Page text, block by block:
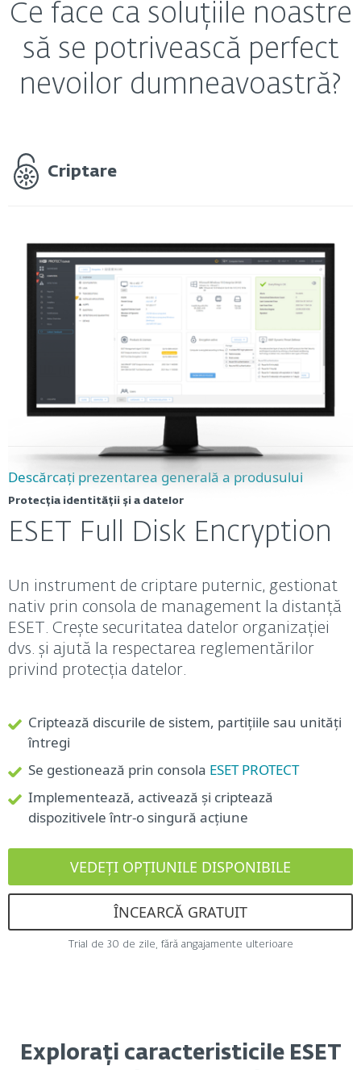
Ce face ca soluțiile noastre
să se potrivească perfect
nevoilor dumneavoastră?
Criptare
Descărcați prezentarea generală a produsului
Protecția identității și a datelor
ESET Full Disk Encryption
Un instrument de criptare puternic, gestionat
nativ prin consola de management la distanță
ESET. Crește securitatea datelor organizației
dvs. și ajută la respectarea reglementărilor
privind protecția datelor.
Criptează discurile de sistem, partițiile sau unități
întregi
Se gestionează prin consola ESET PROTECT
Implementează, activează și criptează
dispozitivele într-o singură acțiune
VEDEȚI OPȚIUNILE DISPONIBILE
ÎNCEARCĂ GRATUIT
Trial de 30 de zile, fără angajamente ulterioare
Explorați caracteristicile ESET